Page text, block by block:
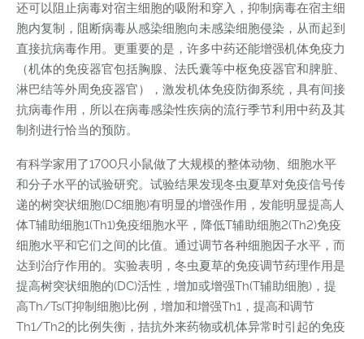
还可以阻止病毒对宿主细胞的吸附和穿入，抑制病毒在宿主细
胞内复制，阻断病毒从感染细胞向未感染细胞侵染，从而起到
直接抗病毒作用。更重要的是，许多中药还能增强机体免疫力
（机体的免疫器官包括胸腺、法氏囊等中枢免疫器官和脾脏、
淋巴结等外周免疫器官），激发机体免疫防御系统，具有间接
抗病毒作用，所以在病毒感染性疾病的流行季节利用中药及其
制剂进行恰当的预防。
有科学家用了1700只小鼠做了大规模的整体动物、细胞水平
和分子水平的试验研究。试验结果发现冬虫夏草对免疫信号传
递的树突状细胞(DC细胞)有明显的增强作用，发能明显提高人
体T辅助细胞1(Th1)免疫细胞水平，降低T辅助细胞2(Th2)免疫
细胞水平和它们之间的比值。通过调节各种细胞因子水平，而
达到治疗作用的。实验表明，冬虫夏草的免疫调节药理作用是
提高树突状细胞的(DC)活性，增加或增强Th(T辅助细胞)，提
高Th/Ts(T抑制细胞)比例，增加和增强Th1，提高和调节
Th1/Th2的比例失衡，拮抗外来药物或机体异常时引起的免疫